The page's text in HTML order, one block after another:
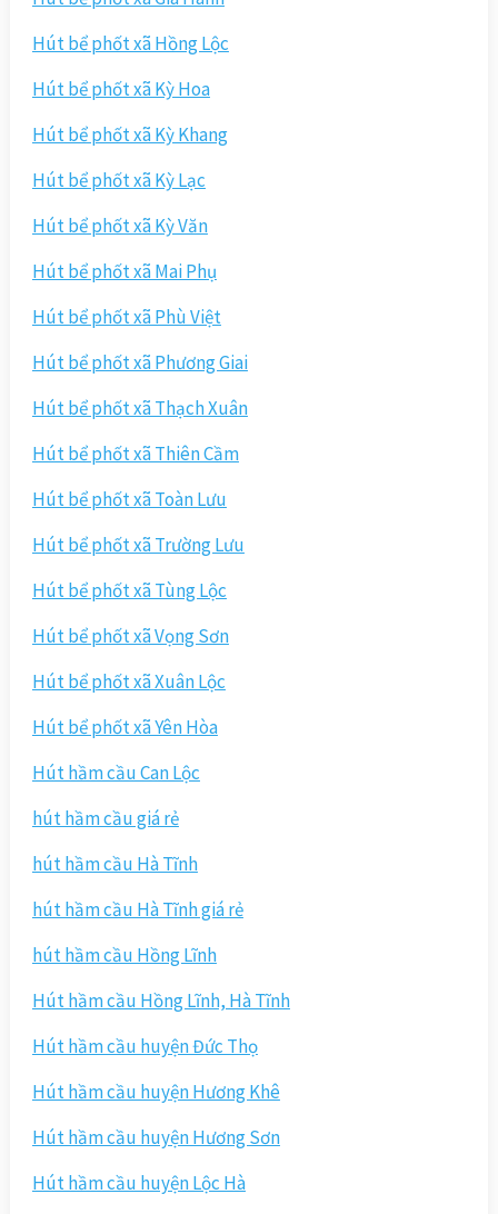
Hút bể phốt xã Hồng Lộc
Hút bể phốt xã Kỳ Hoa
Hút bể phốt xã Kỳ Khang
Hút bể phốt xã Kỳ Lạc
Hút bể phốt xã Kỳ Văn
Hút bể phốt xã Mai Phụ
Hút bể phốt xã Phù Việt
Hút bể phốt xã Phương Giai
Hút bể phốt xã Thạch Xuân
Hút bể phốt xã Thiên Cầm
Hút bể phốt xã Toàn Lưu
Hút bể phốt xã Trường Lưu
Hút bể phốt xã Tùng Lộc
Hút bể phốt xã Vọng Sơn
Hút bể phốt xã Xuân Lộc
Hút bể phốt xã Yên Hòa
Hút hầm cầu Can Lộc
hút hầm cầu giá rẻ
hút hầm cầu Hà Tĩnh
hút hầm cầu Hà Tĩnh giá rẻ
hút hầm cầu Hồng Lĩnh
Hút hầm cầu Hồng Lĩnh, Hà Tĩnh
Hút hầm cầu huyện Đức Thọ
Hút hầm cầu huyện Hương Khê
Hút hầm cầu huyện Hương Sơn
Hút hầm cầu huyện Lộc Hà